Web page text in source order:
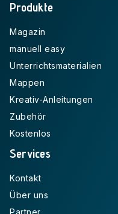
Produkte
Magazin
manuell easy
Unterrichtsmaterialien
Mappen
Kreativ-Anleitungen
Zubehör
Kostenlos
Services
Kontakt
Über uns
Partner